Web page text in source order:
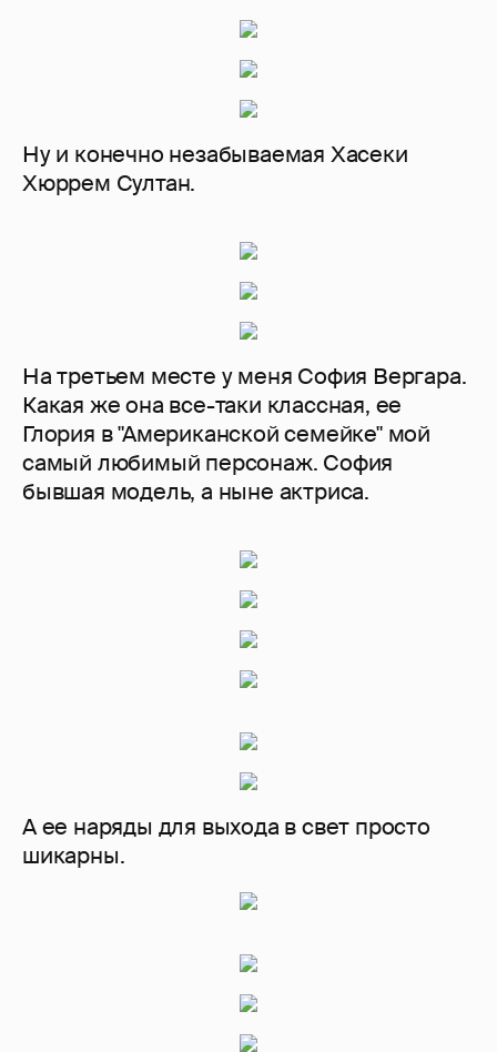
Ну и конечно незабываемая Хасеки
Хюррем Султан.
На третьем месте у меня София Вергара.
Какая же она все-таки классная, ее
Глория в "Американской семейке" мой
самый любимый персонаж. София
бывшая модель, а ныне актриса.
А ее наряды для выхода в свет просто
шикарны.